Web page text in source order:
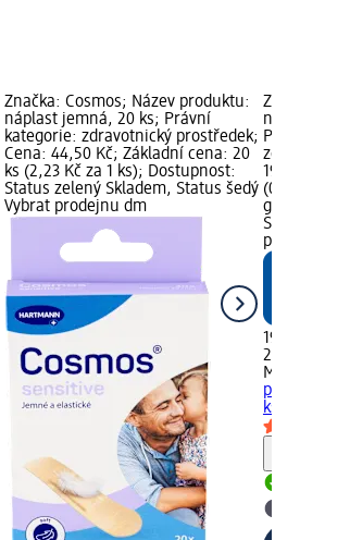
Značka: Cosmos; Název produktu:
náplast jemná, 20 ks; Právní
kategorie: zdravotnický prostředek;
Cena: 44,50 Kč; Základní cena: 20
ks (2,23 Kč za 1 ks); Dostupnost:
Status zelený Skladem, Status šedý
Vybrat prodejnu dm
Značka:
náplasti
Právní
19,50 Kč;
(0,98 Kč za
grafika;
Skladem,
prodejnu
19,50 Kč
20 ks (0,98
Mivolis
pokožku, 20
ks